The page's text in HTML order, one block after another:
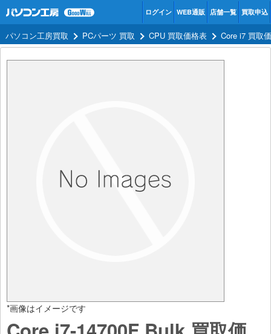
ログイン WEB通販 店舗一覧 買取申込
パソコン工房買取 PCパーツ 買取 CPU 買取価格表 Core i7 買取
*画像はイメージです